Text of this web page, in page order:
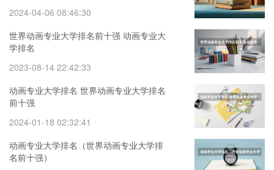
2024-04-06 08:46:30
世界动画专业大学排名前十强 动画专业大
学排名
2023-08-14 22:42:33
动画专业大学排名 世界动画专业大学排名
前十强
2024-01-18 02:32:41
动画专业大学排名（世界动画专业大学排
名前十强）